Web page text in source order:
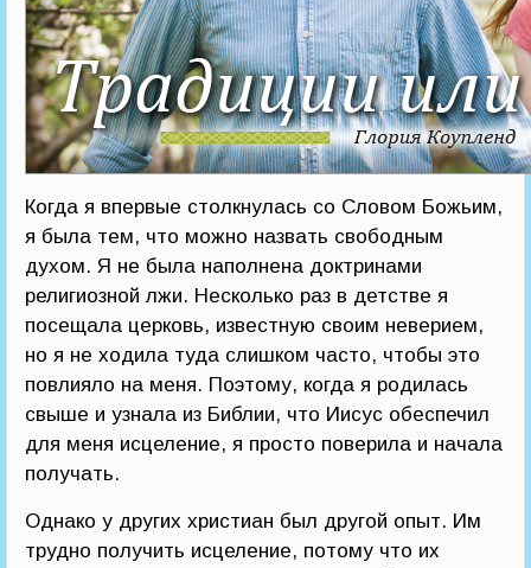
Когда я впервые столкнулась со Словом Божьим,
я была тем, что можно назвать свободным
духом. Я не была наполнена доктринами
религиозной лжи. Несколько раз в детстве я
посещала церковь, известную своим неверием,
но я не ходила туда слишком часто, чтобы это
повлияло на меня. Поэтому, когда я родилась
свыше и узнала из Библии, что Иисус обеспечил
для меня исцеление, я просто поверила и начала
получать.
Однако у других христиан был другой опыт. Им
трудно получить исцеление, потому что их